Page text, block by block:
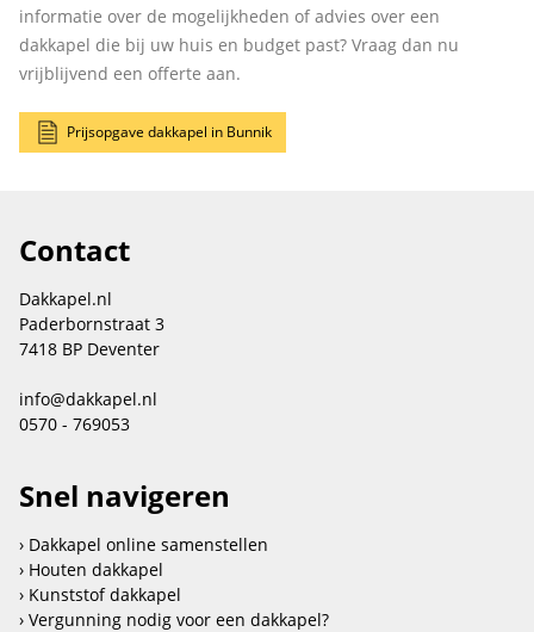
informatie over de mogelijkheden of advies over een
dakkapel die bij uw huis en budget past? Vraag dan nu
vrijblijvend een offerte aan.
Prijsopgave dakkapel in Bunnik
Contact
Dakkapel.nl
Paderbornstraat 3
7418 BP Deventer
info@dakkapel.nl
0570 - 769053
Snel navigeren
Dakkapel online samenstellen
Houten dakkapel
Kunststof dakkapel
Vergunning nodig voor een dakkapel?